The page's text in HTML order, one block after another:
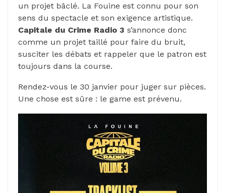
un projet bâclé. La Fouine est connu pour son
sens du spectacle et son exigence artistique.
Capitale du Crime Radio 3 s’annonce donc
comme un projet taillé pour faire du bruit,
susciter les débats et rappeler que le patron est
toujours dans la course.
Rendez-vous le 30 janvier pour juger sur pièces.
Une chose est sûre : le game est prévenu.